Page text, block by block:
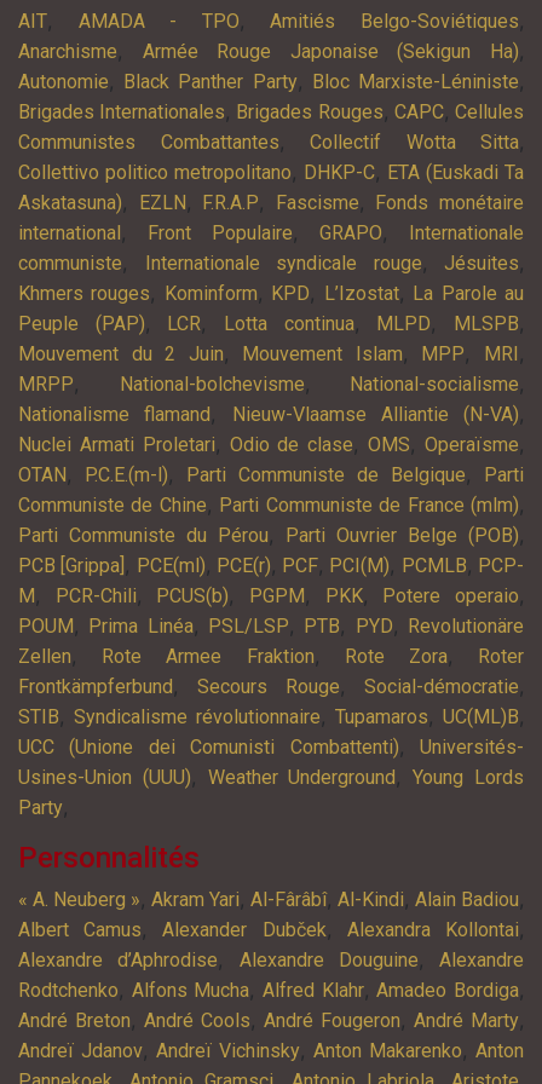
AIT, AMADA - TPO,Amitiés Belgo-Soviétiques,
Anarchisme, Armée Rouge Japonaise (Sekigun Ha),
Autonomie, Black Panther Party, Bloc Marxiste-Léniniste,
Brigades Internationales, Brigades Rouges, CAPC,Cellules
Communistes Combattantes, Collectif Wotta Sitta,
Collettivo politico metropolitano, DHKP-C, ETA (Euskadi Ta
Askatasuna), EZLN, F.R.A.P, Fascisme, Fonds monétaire
international, Front Populaire, GRAPO, Internationale
communiste, Internationale syndicale rouge, Jésuites,
Khmers rouges, Kominform, KPD, L’Izostat, La Parole au
Peuple (PAP), LCR, Lotta continua, MLPD, MLSPB,
Mouvement du 2 Juin, Mouvement Islam, MPP, MRI ,
MRPP, National-bolchevisme, National-socialisme,
Nationalisme flamand, Nieuw-Vlaamse Alliantie (N-VA),
Nuclei Armati Proletari, Odio de clase,OMS,Operaïsme,
OTAN, P.C.E.(m-l), Parti Communiste de Belgique, Parti
Communiste de Chine, Parti Communiste de France (mlm),
Parti Communiste du Pérou, Parti Ouvrier Belge (POB),
PCB [Grippa] , PCE(ml), PCE(r), PCF, PCI(M), PCMLB, PCP-
M, PCR-Chili, PCUS(b), PGPM, PKK, Potere operaio,
POUM, Prima Linéa, PSL/LSP, PTB, PYD, Revolutionäre
Zellen, Rote Armee Fraktion, Rote Zora, Roter
Frontkämpferbund, Secours Rouge, Social-démocratie,
STIB, Syndicalisme révolutionnaire, Tupamaros, UC(ML)B,
UCC (Unione dei Comunisti Combattenti),Universités-
Usines-Union (UUU), Weather Underground,Young Lords
Party,
Personnalités
« A. Neuberg », Akram Yari, Al-Fârâbî, Al-Kindi, Alain Badiou,
Albert Camus,Alexander Dubček, Alexandra Kollontai,
Alexandre d’Aphrodise, Alexandre Douguine, Alexandre
Rodtchenko, Alfons Mucha,Alfred Klahr,Amadeo Bordiga,
André Breton, André Cools, André Fougeron, André Marty,
Andreï Jdanov, Andreï Vichinsky, Anton Makarenko, Anton